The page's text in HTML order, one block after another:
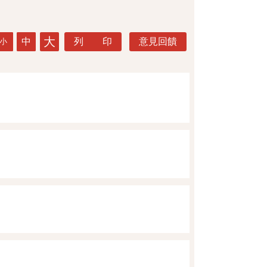
小 中 大 列 印 意見回饋